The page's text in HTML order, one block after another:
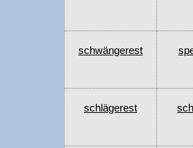
schwängerest
schlägerest